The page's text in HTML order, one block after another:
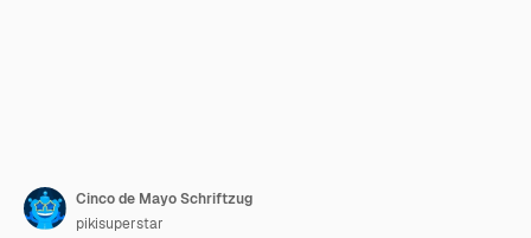
Cinco de Mayo Schriftzug
pikisuperstar